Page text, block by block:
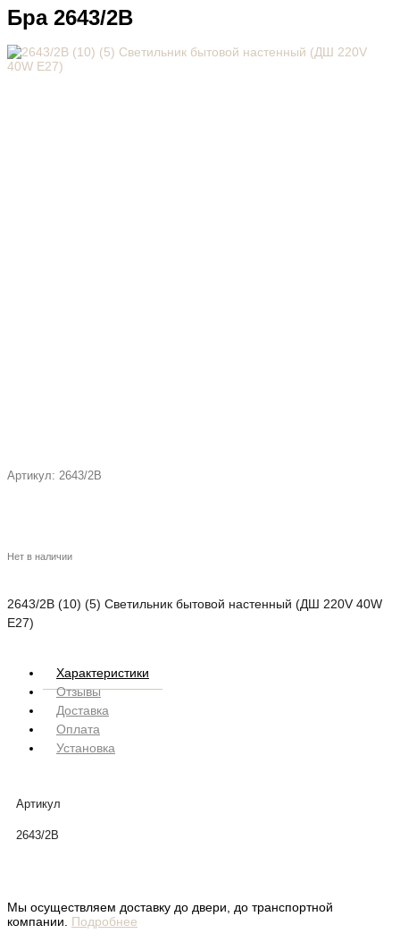
Бра 2643/2В
Артикул: 2643/2В
Нет в наличии
2643/2В (10) (5) Светильник бытовой настенный (ДШ 220V 40W
E27)
Характеристики
Отзывы
Доставка
Оплата
Установка
Артикул
2643/2В
Мы осуществляем доставку до двери, до транспортной
компании. Подробнее